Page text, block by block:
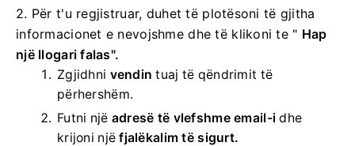
2. Për t'u regjistruar, duhet të plotësoni të gjitha
informacionet e nevojshme dhe të klikoni te " Hap
një llogari falas".
Zgjidhni vendin tuaj të qëndrimit të
përhershëm.
Futni një adresë të vlefshme email-i dhe
krijoni njëfjalëkalim të sigurt.